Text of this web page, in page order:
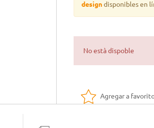
designdisponibles en
No està dispoble
Agregar a